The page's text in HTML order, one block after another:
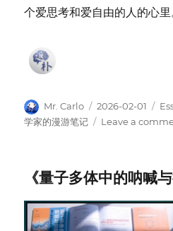
个爱思考和爱自由的人的心
Author
Mr. Carlo
Posted
on
2026-02-01
学家的漫游笔记
Leave a
《量子多体中的呐喊